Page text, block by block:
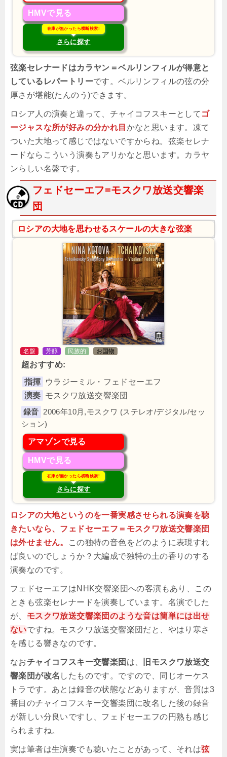
HMVで見る
在庫が無かったら横断検索!
さらに探す
弦楽セレナードはカラヤン＝ベルリンフィルが得意と
しているレパートリーです。ベルリンフィルの弦の分
厚さが堪能(たんのう)できます。
ロシア人の演奏と違って、チャイコフスキーとして ゴ
ージャスな所が好みの分かれ目 かなと思います。凍て
ついた大地って感じではないですからね。弦楽セレナ
ードならこういう演奏もアリかなと思います。カラヤ
ンらしい名盤です。
フェドセーエフ=モスクワ放送交響楽
団
ロシアの大地を思わせるスケールの大きな弦楽
名盤 芳醇 民族的 お国物
超おすすめ:
指揮
ウラジーミル・フェドセーエフ
演奏 モスクワ放送交響楽団
2006年10月,モスクワ (ステレオ/デジタル/セッ
ション)
アマゾンで見る
HMVで見る
在庫が無かったら横断検索!
さらに探す
ロシアの大地というのを一番実感させられる演奏を聴
きたいなら、フェドセーエフ＝モスクワ放送交響楽団
は外せません。
この独特の音色をどのように表現すれ
ば良いのでしょうか？大編成で独特の土の香りのする
演奏なのです。
フェドセーエフはNHK交響楽団への客演もあり、この
ときも弦楽セレナードを演奏しています。名演でした
が、 モスクワ放送交響楽団のような音は簡単には出せ
ないですね。モスクワ放送交響楽団だと、やはり寒さ
を感じる響きなのです。
なおチャイコフスキー交響楽団 は、
旧モスクワ放送交
響楽団が改名 したものです。ですので、同じオーケス
トラです。あとは録音の状態などありますが、音質は3
番目のチャイコフスキー交響楽団に改名した後の録音
が新しい分良いですし、フェドセーエフの円熟も感じ
られますね。
実は筆者は生演奏でも聴いたことがあって、それは弦